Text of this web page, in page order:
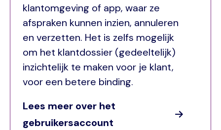
klantomgeving of app, waar ze
afspraken kunnen inzien, annuleren
en verzetten. Het is zelfs mogelijk
om het klantdossier (gedeeltelijk)
inzichtelijk te maken voor je klant,
voor een betere binding.
Lees meer over het
gebruikersaccount